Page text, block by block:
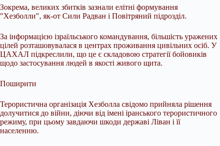
Зокрема, великих збитків зазнали елітні формування
"Хезболли", як-от Сили Радван і Повітряний підрозділ.
За інформацією ізраїльського командування, більшість уражених
цілей розташовувалася в центрах проживання цивільних осіб. У
ЦАХАЛ підкреслили, що це є складовою стратегії бойовиків
щодо застосування людей в якості живого щита.
Поширити
Терористична організація Хезболла свідомо прийняла рішення
долучитися до війни, діючи від імені іранського терористичного
режиму, при цьому завдаючи шкоди державі Ліван і її
населенню.